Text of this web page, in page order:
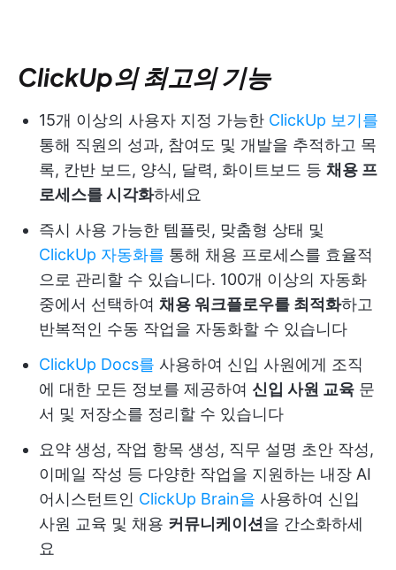
ClickUp의 최고의 기능
15개 이상의 사용자 지정 가능한 ClickUp 보기를
통해 직원의 성과, 참여도 및 개발을 추적하고 목
록, 칸반 보드, 양식, 달력, 화이트보드 등 채용 프
로세스를 시각화하세요
즉시 사용 가능한 템플릿, 맞춤형 상태 및
ClickUp 자동화를 통해 채용 프로세스를 효율적
으로 관리할 수 있습니다. 100개 이상의 자동화
중에서 선택하여 채용 워크플로우를 최적화하고
반복적인 수동 작업을 자동화할 수 있습니다
ClickUp Docs를 사용하여 신입 사원에게 조직
에 대한 모든 정보를 제공하여 신입 사원 교육 문
서 및 저장소를 정리할 수 있습니다
요약 생성, 작업 항목 생성, 직무 설명 초안 작성,
이메일 작성 등 다양한 작업을 지원하는 내장 AI
어시스턴트인 ClickUp Brain을 사용하여 신입
사원 교육 및 채용 커뮤니케이션을 간소화하세
요